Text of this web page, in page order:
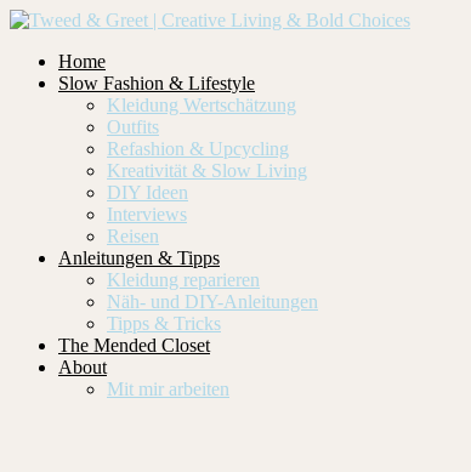
Home
Slow Fashion & Lifestyle
Kleidung Wertschätzung
Outfits
Refashion & Upcycling
Kreativität & Slow Living
DIY Ideen
Interviews
Reisen
Anleitungen & Tipps
Kleidung reparieren
Näh- und DIY-Anleitungen
Tipps & Tricks
The Mended Closet
About
Mit mir arbeiten